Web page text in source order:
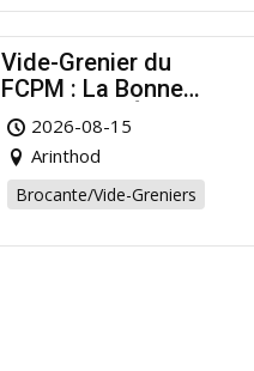
Vide-Grenier du
FCPM : La Bonne
Affaire de l’Été à
Arinthod !
2026-08-15
Arinthod
Brocante/Vide-Greniers